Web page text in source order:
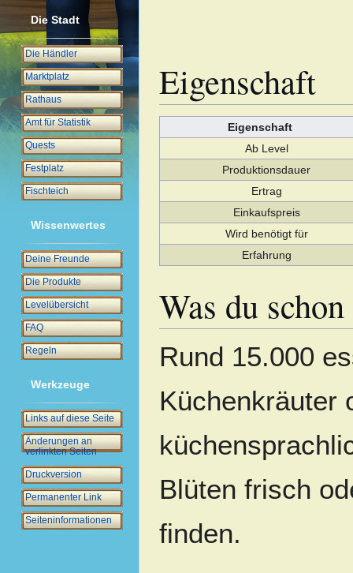
Eigenschaft
Eigenschaft
Ab Level
Produktionsdauer
Ertrag
Einkaufspreis
Wird benötigt für
Erfahrung
Was du
Rund 15.000
Küchenkräuter
Blüten frisch
finden.
Die Stadt
Die Händler
Marktplatz
Rathaus
Amt für Statistik
Quests
Festplatz
Fischteich
Wissenwertes
Deine Freunde
Die Produkte
Levelübersicht
FAQ
Regeln
Werkzeuge
Links auf diese Seite
Änderungen an
verlinkten Seiten
Druckversion
Permanenter Link
Seiten­­informationen